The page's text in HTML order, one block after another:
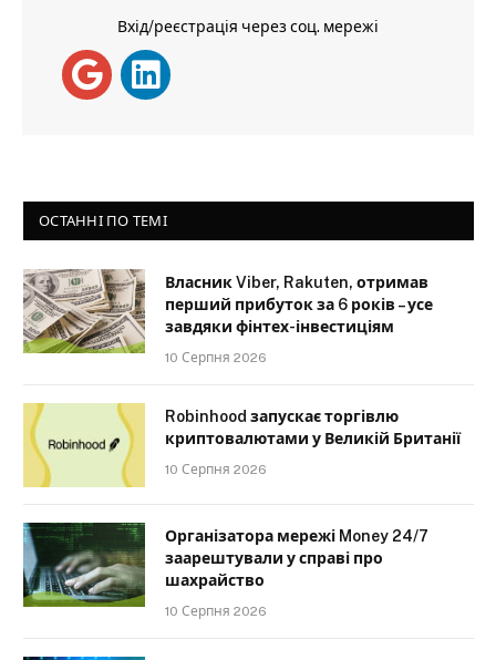
Вхід/реєстрація через соц. мережі
ОСТАННІ ПО ТЕМІ
Власник Viber, Rakuten, отримав
перший прибуток за 6 років – усе
завдяки фінтех-інвестиціям
10 Серпня 2026
Robinhood запускає торгівлю
криптовалютами у Великій Британії
10 Серпня 2026
Організатора мережі Money 24/7
заарештували у справі про
шахрайство
10 Серпня 2026